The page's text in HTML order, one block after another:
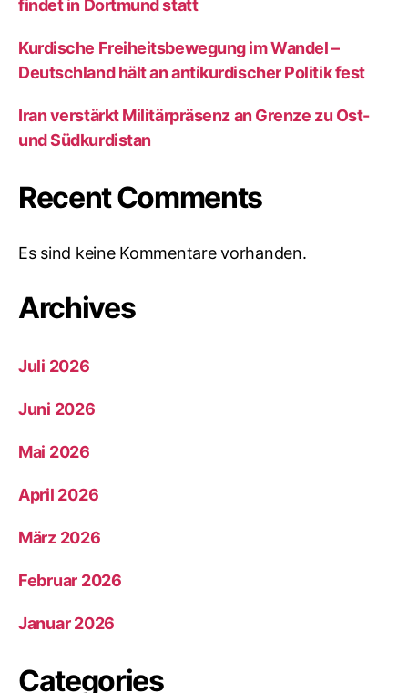
findet in Dortmund statt
Kurdische Freiheitsbewegung im Wandel –
Deutschland hält an antikurdischer Politik fest
Iran verstärkt Militärpräsenz an Grenze zu Ost-
und Südkurdistan
Recent Comments
Es sind keine Kommentare vorhanden.
Archives
Juli 2026
Juni 2026
Mai 2026
April 2026
März 2026
Februar 2026
Januar 2026
Categories